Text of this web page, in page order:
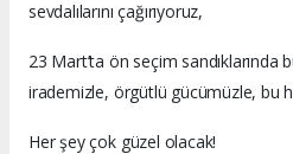
sevdalılarını çağırıyoruz,
23 Mart’ta ön seçim sandıklarında
irademizle, örgütlü gücümüzle, bu
Her şey çok güzel olacak!